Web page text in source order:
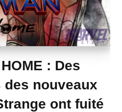
: Des
nouveaux
ont fuité